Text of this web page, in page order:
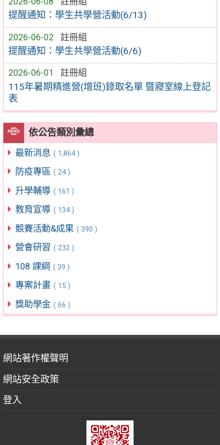
提醒通知：學生共學營活動(6/13)
2026-06-02 註冊組
提醒通知：學生共學營活動(6/6)
2026-06-01 註冊組
115年暑期精進營(增班)錄取名單 暨寢室線上登記
表
依公告類別彙總
最新消息 ( 1,864 )
防疫專區 ( 24 )
升學輔導 ( 161 )
教育宣導 ( 134 )
競賽活動&成果 ( 390 )
營會研習 ( 232 )
108 課綱 ( 39 )
專案計畫 ( 15 )
獎助學金 ( 66 )
網站著作權聲明
網站安全政策
登入